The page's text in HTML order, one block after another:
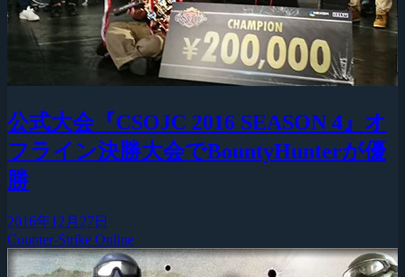
公式大会『CSOJC 2016 SEASON 4』オ
フライン決勝大会でBountyHunterが優
勝
2016年12月27日
Counter-Strike Online